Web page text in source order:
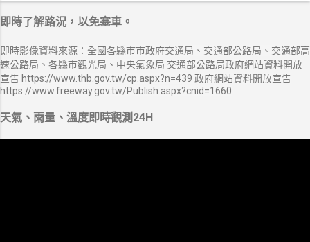
即時了解路況，以免塞車。
即時影像資料來源：全國各縣市市政府交通局、交通部公路局、交通部高
速公路局、各縣市觀光局、中央氣象局 交通部公路局政府網站資料開放
宣告 https://www.thb.gov.tw/cp.aspx?n=439 政府網站資料開放宣告
https://www.freeway.gov.tw/Publish.aspx?cnid=1660
天氣、雨量、溫度即時觀測24H